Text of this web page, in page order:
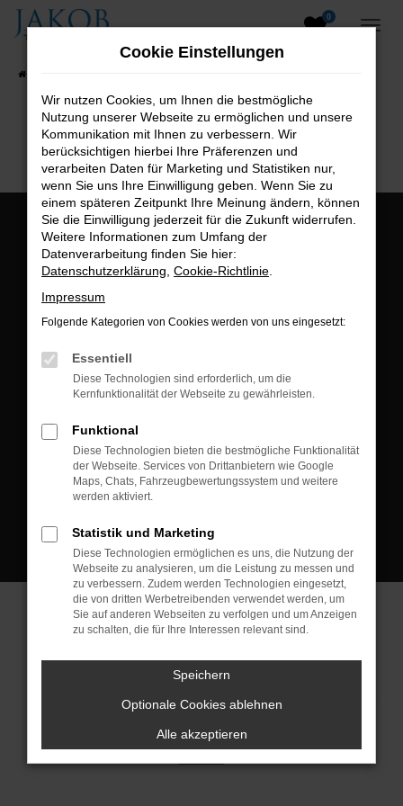
Zum
0
B2B-Shop
Öffnungszeiten:
Montag bis Freitag:
Postadresse:
Kontakt:
Tel.: +49 3745 760 90 20
Fax: +49 3745 760 90 21
Mail: fj@jakob-trading.com
Cookie Einstellungen
© 2026 Jakob Trading GmbH | Neustädter Straße 1 | DE-08223
Neustadt/Vogtland | fj@jakob-trading.com | Webdesign by audaris.de
Cookie Einstellungen
Wir nutzen Cookies, um Ihnen die bestmögliche
Nutzung unserer Webseite zu ermöglichen und unsere
Kommunikation mit Ihnen zu verbessern. Wir
berücksichtigen hierbei Ihre Präferenzen und
verarbeiten Daten für Marketing und Statistiken nur,
wenn Sie uns Ihre Einwilligung geben. Wenn Sie zu
einem späteren Zeitpunkt Ihre Meinung ändern, können
Sie die Einwilligung jederzeit für die Zukunft widerrufen.
Weitere Informationen zum Umfang der
Datenverarbeitung finden Sie hier:
Datenschutzerklärung Cookie-Richtlinie
Impressum
Folgende Kategorien von Cookies werden von uns eingesetzt:
Essentiell
Diese Technologien sind erforderlich, um die
Kernfunktionalität der Webseite zu gewährleisten.
Funktional
Diese Technologien bieten die bestmögliche Funktionalität
der Webseite. Services von Drittanbietern wie Google
Maps, Chats, Fahrzeugbewertungssystem und weitere
werden aktiviert.
Statistik und Marketing
Diese Technologien ermöglichen es uns, die Nutzung der
Webseite zu analysieren, um die Leistung zu messen und
zu verbessern. Zudem werden Technologien eingesetzt,
die von dritten Werbetreibenden verwendet werden, um
Sie auf anderen Webseiten zu verfolgen und um Anzeigen
zu schalten, die für Ihre Interessen relevant sind.
Speichern
Optionale Cookies ablehnen
Alle akzeptieren